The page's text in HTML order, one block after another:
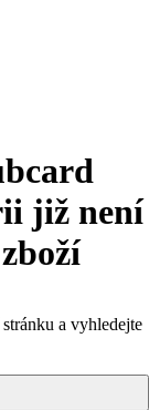
již není
a vyhledejte